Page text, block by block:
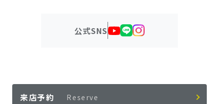
公式SNS
来店予約 Reserve